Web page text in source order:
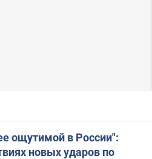
ощутимой в России":
новых ударов по